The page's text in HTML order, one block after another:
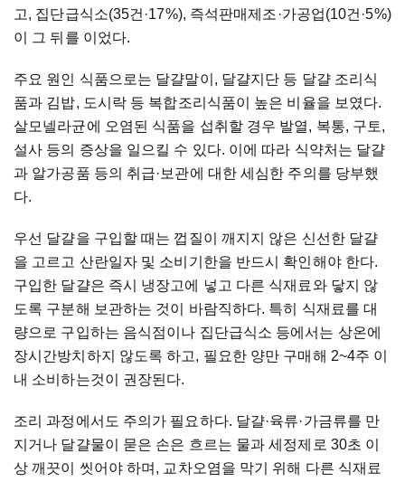
고, 집단급식소(35건·17%), 즉석판매제조·가공업(10건·5%)
이 그 뒤를 이었다.
주요 원인 식품으로는 달걀말이, 달걀지단 등 달걀 조리식
품과 김밥, 도시락 등 복합조리식품이 높은 비율을 보였다.
살모넬라균에 오염된 식품을 섭취할 경우 발열, 복통, 구토,
설사 등의 증상을 일으킬 수 있다. 이에 따라 식약처는 달걀
과 알가공품 등의 취급·보관에 대한 세심한 주의를 당부했
다.
우선 달걀을 구입할 때는 껍질이 깨지지 않은 신선한 달걀
을 고르고 산란일자 및 소비기한을 반드시 확인해야 한다.
구입한 달걀은 즉시 냉장고에 넣고 다른 식재료와 닿지 않
도록 구분해 보관하는 것이 바람직하다. 특히 식재료를 대
량으로 구입하는 음식점이나 집단급식소 등에서는 상온에
장시간방치하지 않도록 하고, 필요한 양만 구매해 2~4주 이
내 소비하는것이 권장된다.
조리 과정에서도 주의가 필요하다. 달걀·육류·가금류를 만
지거나 달걀물이 묻은 손은 흐르는 물과 세정제로 30초 이
상 깨끗이 씻어야 하며, 교차오염을 막기 위해 다른 식재료